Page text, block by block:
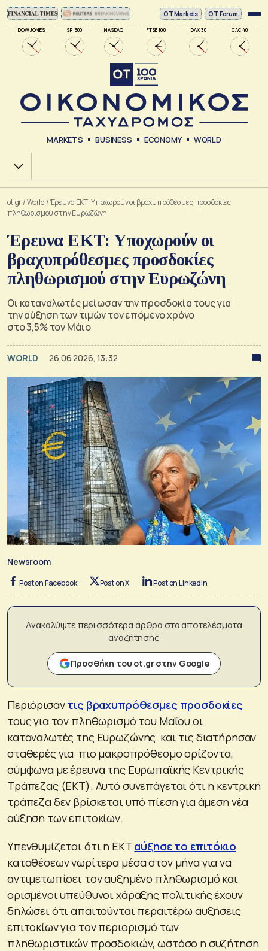
DOW JONES SP 500 NASDAQ FTSE 100 DAX 30 CAC 40
ΟΤ Markets OT Forum
MARKETS BUSINESS ECONOMY WORLD
Χ.Α.
ot.gr/World /Έρευνα ΕΚΤ: Υποχωρούν οι βραχυπρόθεσμες προσδοκίες
πληθωρισμού στην Ευρωζώνη
Έρευνα ΕΚΤ: Υποχωρούν οι
βραχυπρόθεσμες προσδοκίες
πληθωρισμού στην Ευρωζώνη
Οι καταναλωτές μείωσαν την προσδοκία τους για
την αύξηση των τιμών τον επόμενο χρόνο
στο 3,5% τον Μάιο
WORLD 26.06.2026, 13:32
Newsroom
Post on Facebook Post on X Post on LinkedIn
Ανακαλύψτε περισσότερα άρθρα στα αποτελέσματα
αναζήτησης
Προσθήκη του ot.gr στην Google
Περιόρισαντις βραχυπρόθεσμες προσδοκίες
τους για τον πληθωρισμό του Μαΐου οι
καταναλωτές της Eυρωζώνης και τις διατήρησαν
σταθερές για πιο μακροπρόθεσμο ορίζοντα,
σύμφωνα με έρευνα της Ευρωπαϊκής Κεντρικής
Τράπεζας (ΕΚΤ). Αυτό συνεπάγεται ότι η κεντρική
τράπεζα δεν βρίσκεται υπό πίεση για άμεση νέα
αύξηση των επιτοκίων.
Υπενθυμίζεται ότι η ΕΚΤ αύξησε το επιτόκιο
καταθέσεων νωρίτερα μέσα στον μήνα για να
αντιμετωπίσει τον αυξημένο πληθωρισμό και
ορισμένοι υπεύθυνοι χάραξης πολιτικής έχουν
δηλώσει ότι απαιτούνται περαιτέρω αυξήσεις
επιτοκίων για τον περιορισμό των
πληθωριστικών προσδοκιών, ωστόσο η συζήτηση